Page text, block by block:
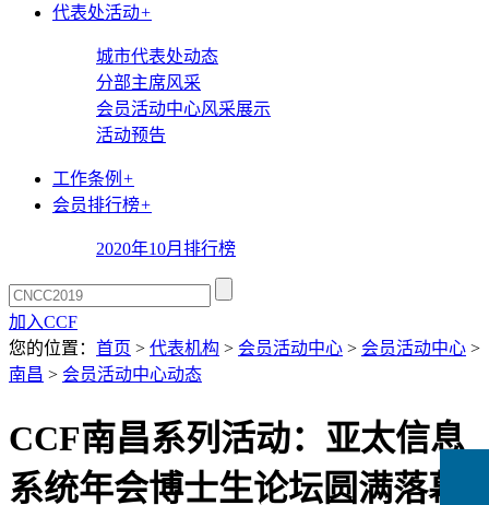
代表处活动+
城市代表处动态
分部主席风采
会员活动中心风采展示
活动预告
工作条例 +
会员排行榜+
2020年10月排行榜
加入CCF
您的位置： 首页 > 代表机构 > 会员活动中心 > 会员活动中心 >
南昌 > 会员活动中心动态
CCF南昌系列活动：亚太信息
系统年会博士生论坛圆满落幕